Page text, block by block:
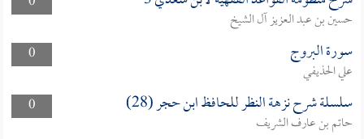
حسين بن عبد العزيز آل الشيخ
0
سورة البروج
علي الحذيفي
0
سلسلة شرح نزهة النظر للحافظ ابن حجر (28)
حاتم بن عارف الشريف